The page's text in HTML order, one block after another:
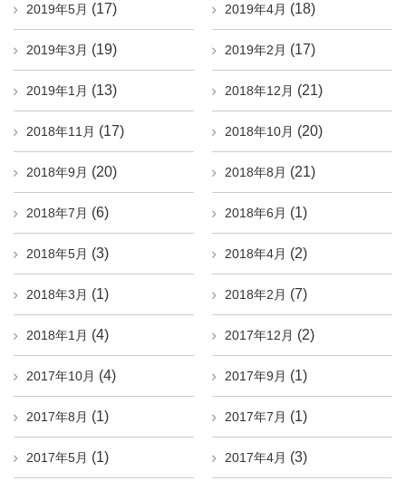
2019年5月 (17) 2019年4月 (18)
2019年3月 (19) 2019年2月 (17)
2019年1月 (13) 2018年12月 (21)
2018年11月 (17) 2018年10月 (20)
2018年9月 (20) 2018年8月 (21)
2018年7月 (6) 2018年6月 (1)
2018年5月 (3) 2018年4月 (2)
2018年3月 (1) 2018年2月 (7)
2018年1月 (4) 2017年12月 (2)
2017年10月 (4) 2017年9月 (1)
2017年8月 (1) 2017年7月 (1)
2017年5月 (1) 2017年4月 (3)